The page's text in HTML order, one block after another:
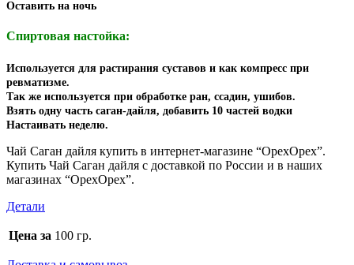
Оставить на ночь
Спиртовая настойка:
Используется для растирания суставов и как компресс при
ревматизме.
Так же используется при обработке ран, ссадин, ушибов.
Взять одну часть саган-дайля, добавить 10 частей водки
Настаивать неделю.
Чай Саган дайля купить в интернет-магазине “ОрехОрех”.
Купить Чай Саган дайля с доставкой по России и в наших
магазинах “ОрехОрех”.
Детали
Цена за 100 гр.